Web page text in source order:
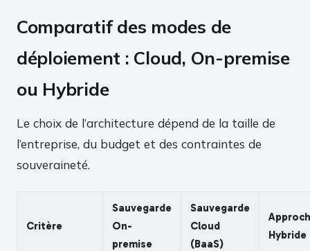
Comparatif des modes de
déploiement : Cloud, On-premise
ou Hybride
Le choix de l’architecture dépend de la taille de
l’entreprise, du budget et des contraintes de
souveraineté.
Critère
Sauvegarde
On-
premise
Sauvegarde
Cloud
(BaaS)
Hybride